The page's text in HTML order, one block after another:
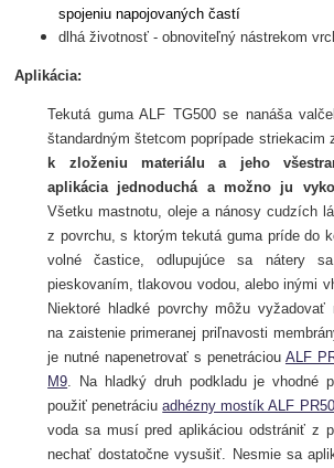
spojeniu napojovaných častí
dlhá životnosť - obnoviteľný nástrekom
Aplikácia:
Tekutá guma ALF TG500 se nanáša
štandardným štetcom poprípade striekacim
k zloženiu materiálu a jeho
aplikácia jednoduchá a možno ju
Všetku mastnotu, oleje a nánosy cudzích
z povrchu, s ktorým tekutá guma príde do
volné častice, odlupujúce sa nátery sa
pieskovaním, tlakovou vodou, alebo inými
Niektoré hladké povrchy môžu vyžadovať
na zaistenie primeranej priľnavosti
je nutné napenetrovať s penetráciou ALF
M9 . Na hladký druh podkladu je vhodné
použiť penetráciuadhézny mostík ALF PR50
voda sa musí pred aplikáciou odstrániť z
nechať dostatočne vysušiť. Nesmie sa